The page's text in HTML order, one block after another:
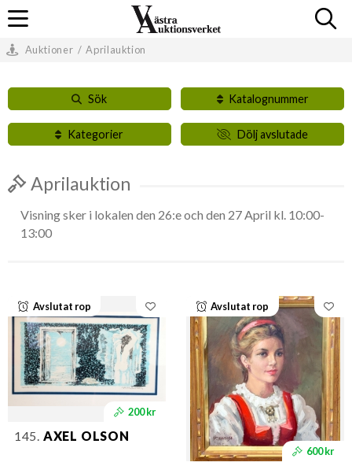
Auktioner / Aprilauktion
Sök Katalognummer
Kategorier Dölj avslutade
Aprilauktion
Visning sker i lokalen den 26:e och den 27 April kl. 10:00-
13:00
Avslutat rop
200 kr
145. AXEL OLSON
Avslutat rop
600 kr